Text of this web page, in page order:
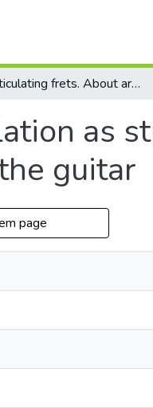
Articulating frets. About articulation as structuring element of the musical performance of the guitar
as
guitar
page